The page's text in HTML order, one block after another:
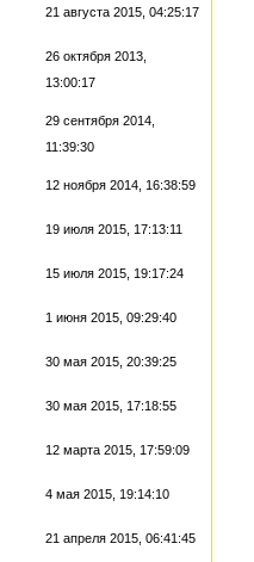
21 августа 2015, 04:25:17
26 октября 2013,
13:00:17
29 сентября 2014,
11:39:30
12 ноября 2014, 16:38:59
19 июля 2015, 17:13:11
15 июля 2015, 19:17:24
1 июня 2015, 09:29:40
30 мая 2015, 20:39:25
30 мая 2015, 17:18:55
12 марта 2015, 17:59:09
4 мая 2015, 19:14:10
21 апреля 2015, 06:41:45